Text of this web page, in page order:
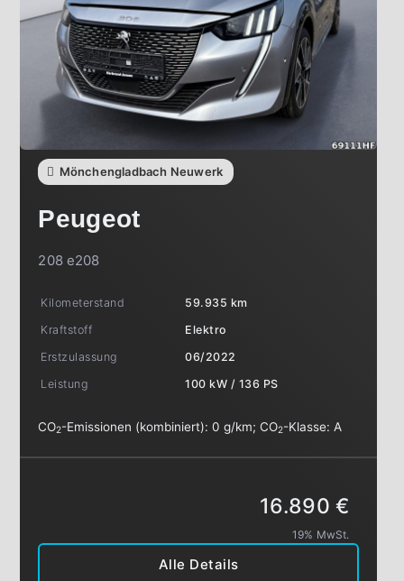
Mönchengladbach Neuwerk
Peugeot
208 e208
Kilometerstand
59.935 km
Kraftstoff
Elektro
Erstzulassung
06/2022
Leistung
100 kW / 136 PS
CO2-Emissionen (kombiniert):0 g/km;CO2-Klasse: A
Alle Details
16.890 €
19% MwSt.